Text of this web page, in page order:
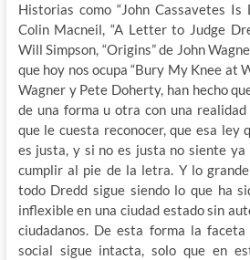
Historias como “John Cassavetes
Colin Macneil, “A Letter to Judge
Will Simpson, “Origins” de John
que hoy nos ocupa “Bury My Knee at
Wagner y Pete Doherty, han hecho
de una forma u otra con una
que le cuesta reconocer, que esa ley
es justa, y si no es justa no siente
cumplir al pie de la letra. Y lo
todo Dredd sigue siendo lo que ha
inflexible en una ciudad estado sin
ciudadanos. De esta forma la
social sigue intacta, solo que en